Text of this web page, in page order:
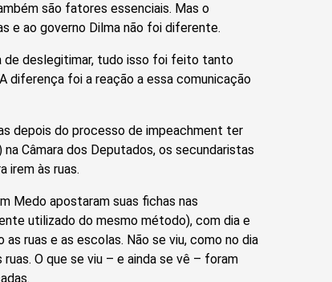
são fatores essenciais. Mas o
e ao governo Dilma não foi diferente.
de deslegitimar, tudo isso foi feito tanto
diferença foi a reação a essa comunicação
depois do processo de impeachment ter
Câmara dos Deputados, os secundaristas
irem às ruas.
Medo apostaram suas fichas nas
utilizado do mesmo método), com dia e
ruas e as escolas. Não se viu, como no dia
O que se viu – e ainda se vê – foram